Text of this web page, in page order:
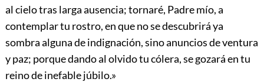
al cielo tras larga ausencia; tornaré, Padre mío, a
contemplar tu rostro, en que no se descubrirá ya
sombra alguna de indignación, sino anuncios de ventura
y paz; porque dando al olvido tu cólera, se gozará en tu
reino de inefable júbilo.»